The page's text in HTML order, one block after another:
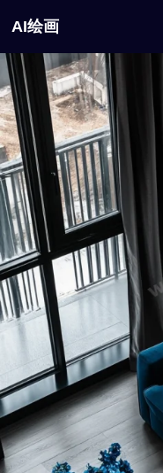
AI绘画